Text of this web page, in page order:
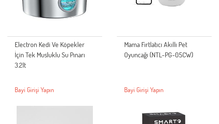
Electron Kedi Ve Köpekler
İçin Tek Musluklu Su Pınarı
3.2lt
Bayi Girişi Yapın
Mama Fırtlatıcı Akıllı Pet
Oyuncağı (NTL-PG-05CW)
Bayi Girişi Yapın